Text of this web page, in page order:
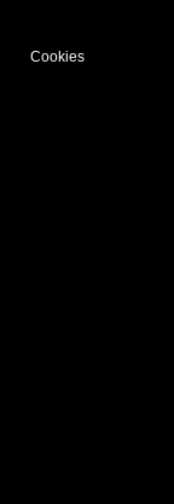
Cookies